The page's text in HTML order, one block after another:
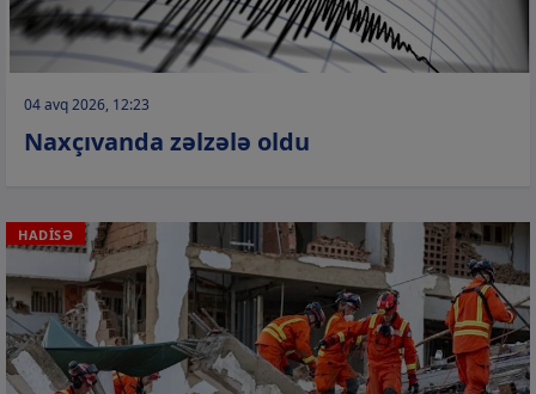
04 avq 2026, 12:23
Naxçıvanda zəlzələ oldu
HADİSƏ